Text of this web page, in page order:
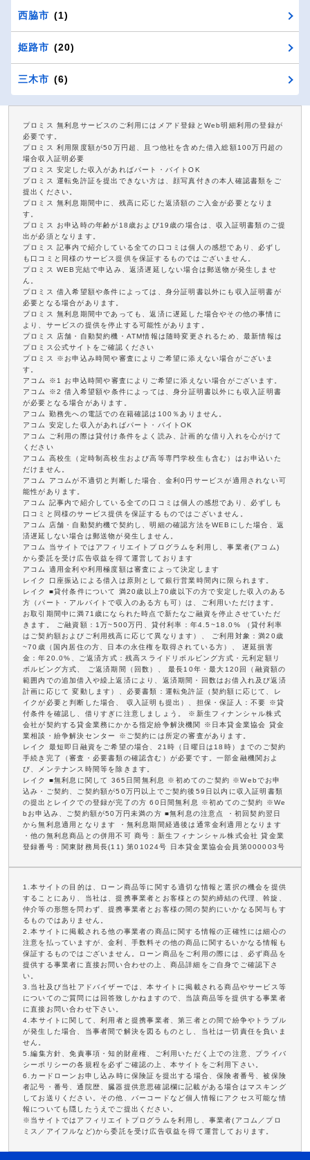
西脇市 (1)
姫路市 (20)
三木市 (6)
プロミス 無利息サービスのご利用にはメアド登録とWeb明細利用の登録が
必要です。
プロミス 利用限度額が50万円超、且つ他社を含めた借入総額100万円超の
場合収入証明必要
プロミス 安定した収入があればパート・バイトOK
プロミス 運転免許証を提出できない方は、顔写真付きの本人確認書類をご
提出ください。
プロミス 無利息期間中に、残高に応じた返済額のご入金が必要となりま
す。
プロミス お申込時の年齢が18歳および19歳の場合は、収入証明書類のご提
出が必須となります。
プロミス 記事内で紹介している全ての口コミは個人の感想であり、必ずし
も口コミと同様のサービス提供を保証するものではございません。
プロミス WEB完結で申込み、返済遅延しない場合は郵送物が発生しませ
ん。
プロミス 借入希望額や条件によっては、身分証明書以外にも収入証明書が
必要となる場合があります。
プロミス 無利息期間中であっても、返済に遅延した場合やその他の事情に
より、サービスの提供を停止する可能性があります。
プロミス 店舗・自動契約機・ATM情報は随時変更されるため、最新情報は
プロミス公式サイトをご確認ください
プロミス ※お申込み時間や審査によりご希望に添えない場合がございま
す。
アコム ※1 お申込時間や審査によりご希望に添えない場合がございます。
アコム ※2 借入希望額や条件によっては、身分証明書以外にも収入証明書
が必要となる場合があります。
アコム 勤務先への電話での在籍確認は100％ありません。
アコム 安定した収入があればパート・バイトOK
アコム ご利用の際は貸付け条件をよく読み、計画的な借り入れを心がけて
ください
アコム 高校生（定時制高校生および高等専門学校生も含む）はお申込いた
だけません。
アコム アコムが不適切と判断した場合、金利0円サービスが適用されない可
能性があります。
アコム 記事内で紹介している全ての口コミは個人の感想であり、必ずしも
口コミと同様のサービス提供を保証するものではございません。
アコム 店舗・自動契約機で契約し、明細の確認方法をWEBにした場合、返
済遅延しない場合は郵送物が発生しません。
アコム 当サイトではアフィリエイトプログラムを利用し、事業者(アコム)
から委託を受け広告収益を得て運営しております
アコム 適用金利や利用極度額は審査によって決定します
レイク 口座振込による借入は原則として銀行営業時間内に限られます。
レイク ■貸付条件について 満20歳以上70歳以下の方で安定した収入のある
方（パート・アルバイトで収入のある方も可）は、ご利用いただけます。
お取引期間中に満71歳になられた時点で新たなご融資を停止させていただ
きます。 ご融資額：1万~500万円、貸付利率：年4.5~18.0% （貸付利率
はご契約額およびご利用残高に応じて異なります）、 ご利用対象：満20歳
~70歳（国内居住の方、日本の永住権を取得されている方）、 遅延損害
金：年20.0%、ご返済方式：残高スライドリボルビング方式・元利定額リ
ボルビング方式、 ご返済期間（回数）、 最長10年・最大120回（融資額の
範囲内での追加借入や繰上返済により、返済期間・回数はお借入れ及び返済
計画に応じて 変動します）、必要書類：運転免許証（契約額に応じて、レ
イクが必要と判断した場合、 収入証明も提出）、担保・保証人：不要 ※貸
付条件を確認し、借りすぎに注意しましょう。 ※新生フィナンシャル株式
会社が契約する貸金業務にかかる指定紛争解決機関 ※日本貸金業協会 貸金
業相談・紛争解決センター ※ご契約には所定の審査があります。
レイク 最短即日融資をご希望の場合、21時（日曜日は18時）までのご契約
手続き完了（審査・必要書類の確認含む）が必要です。一部金融機関およ
び、メンテナンス時間等を除きます。
レイク ■無利息に関して 365日間無利息 ※初めてのご契約 ※Webでお申
込み・ご契約、ご契約額が50万円以上でご契約後59日以内に収入証明書類
の提出とレイクでの登録が完了の方 60日間無利息 ※初めてのご契約 ※We
bお申込み、ご契約額が50万円未満の方 ■無利息の注意点 ・初回契約翌日
から無利息適用となります ・無利息期間経過後は通常金利適用となります
・他の無利息商品との併用不可 商号：新生フィナンシャル株式会社 貸金業
登録番号：関東財務局長(11) 第01024号 日本貸金業協会会員第000003号
1.本サイトの目的は、ローン商品等に関する適切な情報と選択の機会を提供
することにあり、当社は、提携事業者とお客様との契約締結の代理、斡旋、
仲介等の形態を問わず、提携事業者とお客様の間の契約にいかなる関与もす
るものではありません。
2.本サイトに掲載される他の事業者の商品に関する情報の正確性には細心の
注意を払っていますが、金利、手数料その他の商品に関するいかなる情報も
保証するものではございません。ローン商品をご利用の際には、必ず商品を
提供する事業者に直接お問い合わせの上、商品詳細をご自身でご確認下さ
い。
3.当社及び当社アドバイザーでは、本サイトに掲載される商品やサービス等
についてのご質問には回答致しかねますので、当該商品等を提供する事業者
に直接お問い合わせ下さい。
4.本サイトに関して、利用者と提携事業者、第三者との間で紛争やトラブル
が発生した場合、当事者間で解決を図るものとし、当社は一切責任を負いま
せん。
5.編集方針、免責事項・知的財産権、ご利用いただく上での注意、プライバ
シーポリシーの各規程を必ずご確認の上、本サイトをご利用下さい。
6.カードローンお申し込み時に保険証を提出する場合、保険者番号、被保険
者記号・番号、通院歴、臓器提供意思確認欄に記載がある場合はマスキング
してお送りください。その他、バーコードなど個人情報にアクセス可能な情
報についても隠したうえでご提出ください。
※当サイトではアフィリエイトプログラムを利用し、事業者(アコム／プロ
ミス／アイフルなど)から委託を受け広告収益を得て運営しております。